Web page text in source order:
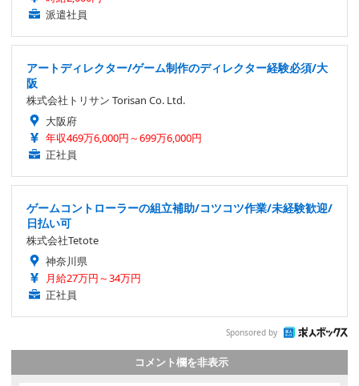
派遣社員
アートディレクター/ゲーム制作のディレクター経験必須/大
阪
株式会社トリサン Torisan Co. Ltd.
大阪府
年収469万6,000円～699万6,000円
正社員
ゲームコントローラーの組立補助/コツコツ作業/未経験歓迎/
日払い可
株式会社Tetote
神奈川県
月給27万円～34万円
正社員
Sponsored by
コメント欄を非表示